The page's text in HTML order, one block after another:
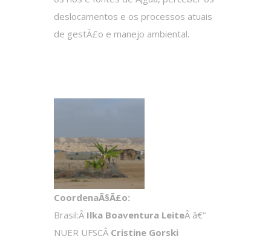
deslocamentos e os processos atuais
de gestÃ£o e manejo ambiental.
CoordenaÃ§Ã£o:
Brasil:Â Ilka Boaventura LeiteÂ â€“
NUER UFSCÂ Cristine Gorski